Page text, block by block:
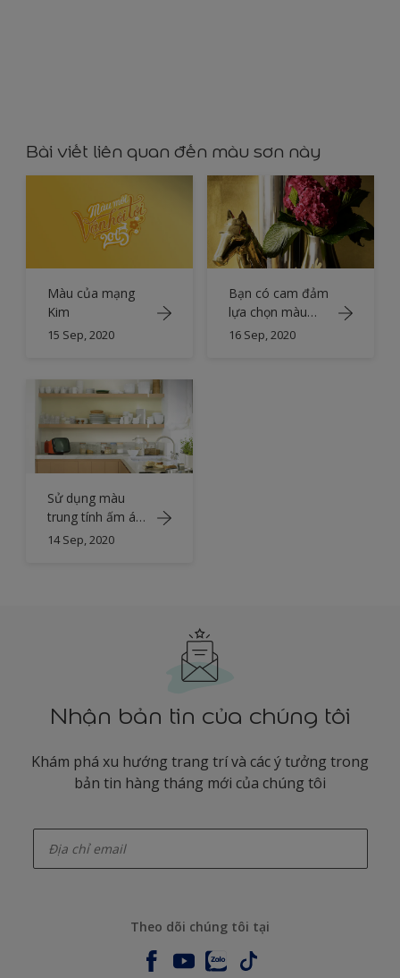
Bài viết liên quan đến màu sơn này
Màu của mạng
Kim
15 Sep, 2020
Bạn có cam đảm
lựa chọn màu
vàng?
16 Sep, 2020
Sử dụng màu
trung tính ấm áp
trong nhà bếp
14 Sep, 2020
Nhận bản tin của chúng tôi
Khám phá xu hướng trang trí và các ý tưởng trong
bản tin hàng tháng mới của chúng tôi
Theo dõi chúng tôi tại